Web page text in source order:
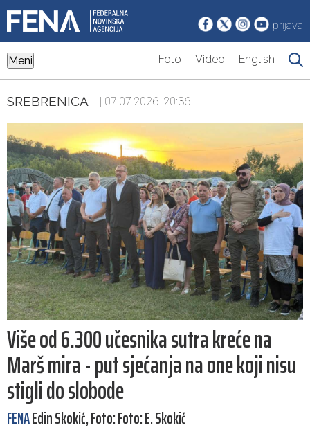
prijava
Meni Foto Video English
SREBRENICA | 07.07.2026. 20:36 |
Više od 6.300 učesnika sutra kreće na
Marš mira - put sjećanja na one koji nisu
stigli do slobode
FENAEdin Skokić, Foto: Foto: E. Skokić